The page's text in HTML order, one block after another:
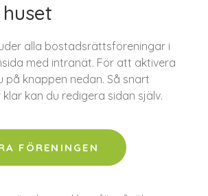
alla bostadsrättsföreningar i
med intranät. För att aktivera
på knappen nedan. Så snart
kan du redigera sidan själv.
FÖRENINGEN